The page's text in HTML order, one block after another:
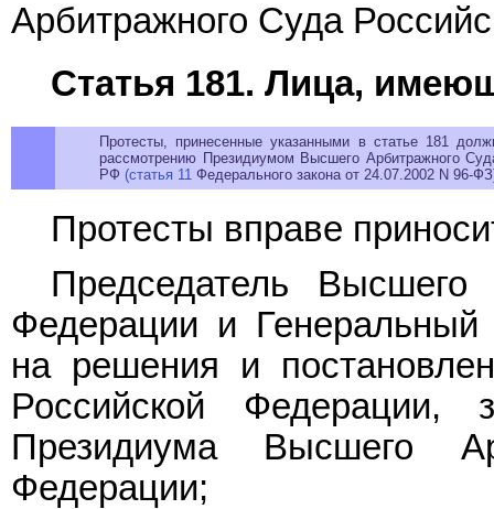
Арбитражного Суда
Статья 181. Лица,
Протесты, принесенные указанными в статье 181
рассмотрению Президиумом Высшего Арбитражного
РФ (статья 11 Федерального закона от 24.07.2002 N 96-
Протесты вправе
Председатель Высшего
Федерации и Генеральный
на решения и
Российской Федерации,
Президиума Высшего
Федерации;